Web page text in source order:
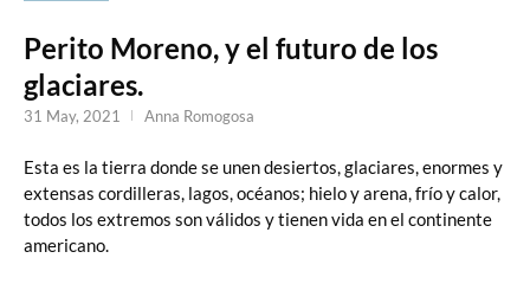
Perito Moreno, y el futuro de los
glaciares.
Esta es la tierra donde se unen desiertos, glaciares, enormes y
extensas cordilleras, lagos, océanos; hielo y arena, frío y calor,
todos los extremos son válidos y tienen vida en el continente
americano.
31 May, 2021 Anna Romogosa